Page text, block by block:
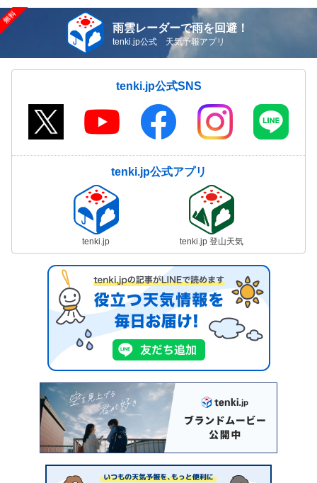
雨雲レーダーで雨を回避！
tenki.jp公式 天気予報アプリ
tenki.jp公式SNS
tenki.jp公式アプリ
tenki.jp tenki.jp 登山天気